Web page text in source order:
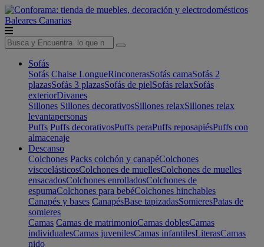
Baleares Canarias
Sofás
Sofás Chaise LongueRinconerasSofás camaSofás 2
plazasSofás 3 plazasSofás de pielSofás relaxSofás
exteriorDivanes
Sillones Sillones decorativosSillones relaxSillones relax
levantapersonas
Puffs Puffs decorativosPuffs peraPuffs reposapiésPuffs con
almacenaje
Descanso
Colchones Packs colchón y canapéColchones
viscoelásticosColchones de muellesColchones de muelles
ensacadosColchones enrolladosColchones de
espumaColchones para bebéColchones hinchables
Canapés y bases CanapésBase tapizadasSomieresPatas de
somieres
Camas Camas de matrimonioCamas doblesCamas
individualesCamas juvenilesCamas infantilesLiterasCamas
nido